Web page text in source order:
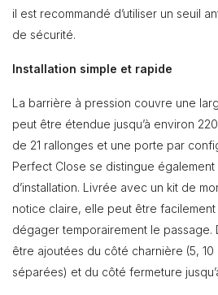
il est recommandé d’utiliser un seuil
de sécurité.
Installation simple et rapide
La barrière à pression couvre une
peut être étendue jusqu’à environ
de 21 rallonges et une porte par
Perfect Close se distingue également
d’installation. Livrée avec un kit de
notice claire, elle peut être
dégager temporairement le passage.
être ajoutées du côté charnière (5, 10
séparées) et du côté fermeture